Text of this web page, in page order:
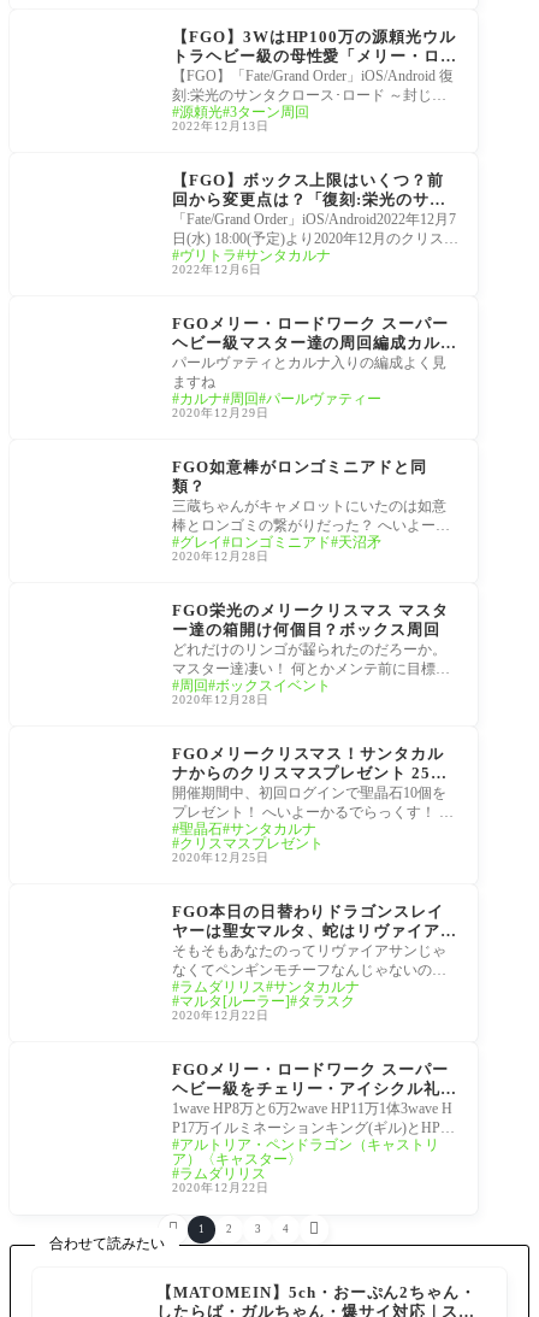
【FGO】3WはHP100万の源頼光ウル
トラヘビー級の母性愛「メリー・ロー
ドワーク ウルトラヘビー級90++」マ
スター達の３ターン周回編成
【FGO】「Fate/Grand Order」iOS/Android 復
刻:栄光のサンタクロース･ロード ～封じら
れたクリスマスプレゼント～ ライト版ボッ
クス上限が
源頼光 3ターン周回
2022年12月13日
【FGO】ボックス上限はいくつ？前
回から変更点は？「復刻:栄光のサン
タクロース･ロード ～封じられたクリ
スマスプレゼント～ ライト版」
「Fate/Grand Order」iOS/Android2022年12月7
日(水) 18:00(予定)より2020年12月のクリスマ
スイベント「栄光のサンタクロース･ロード
～封じられた
ヴリトラ サンタカルナ
2022年12月6日
FGOメリー・ロードワーク スーパー
ヘビー級マスター達の周回編成カルナ
さんの特攻が刺さる。
パールヴァティとカルナ入りの編成よく見
ますね
カルナ 周回 パールヴァティー
2020年12月29日
FGO如意棒がロンゴミニアドと同
類？
三蔵ちゃんがキャメロットにいたのは如意
棒とロンゴミの繋がりだった？ へいよーか
るでらっくす！ 三蔵ちゃんバトル時に如意
棒振
グレイ ロンゴミニアド 天沼矛
2020年12月28日
FGO栄光のメリークリスマス マスタ
ー達の箱開け何個目？ボックス周回
どれだけのリンゴが齧られたのだろーか。
マスター達凄い！ 何とかメンテ前に目標箱
数いけてよかった。#FGO pic.twitter.com/q7m
zvMHOzl — My
周回 ボックスイベント
2020年12月28日
FGOメリークリスマス！サンタカル
ナからのクリスマスプレゼント 25日2
3:59までにログインを忘れずに！
開催期間中、初回ログインで聖晶石10個を
プレゼント！ へいよーかるでらっくす！ マ
スター達メリークリスマス！ サンタカルナ
さん
聖晶石 サンタカルナ
クリスマスプレゼント
2020年12月25日
FGO本日の日替わりドラゴンスレイ
ヤーは聖女マルタ、蛇はリヴァイアサ
ン ラムダリリス。（どちらも声優：
早見沙織）タラスク「別にバブみとか
は感じないっすわ。」
そもそもあなたのってリヴァイアサンじゃ
なくてペンギンモチーフなんじゃないの？ 2
98: FGO民 2020/12/18(金) 18:03:25 ID:ushBGI
K.0 杖持ってる
ラムダリリス サンタカルナ
マルタ[ルーラー] タラスク
2020年12月22日
FGOメリー・ロードワーク スーパー
ヘビー級をチェリー・アイシクル礼装
6枚積み３ターン周回方法
1wave HP8万と6万2wave HP11万1体3wave H
P17万イルミネーションキング(ギル)とHP7
万の2−1−2超変則編成 279: FGO民 2020/12/22
(火) 18:57:49 ID:Fji2SMHA0 ス
アルトリア・ペンドラゴン（キャストリ
ア）〈キャスター〉
ラムダリリス
2020年12月22日
 1 2 3 4 
合わせて読みたい
【MATOMEIN】5ch・おーぷん2ちゃん・
したらば・ガルちゃん・爆サイ対応｜スマ